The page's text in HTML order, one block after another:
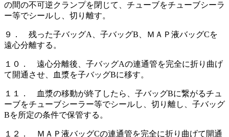
の間の不可逆クランプを閉じて、チューブをチューブシーラ
ー等でシールし、切り離す。
９． 残った子バッグA、子バッグB、ＭＡＰ液バッグCを
遠心分離する。
１０． 遠心分離後、子バッグAの連通管を完全に折り曲げ
て開通させ、血漿を子バッグBに移す。
１１． 血漿の移動が終了したら、子バッグBに繋がるチュ
ーブをチューブシーラー等でシールし、切り離し、子バッグ
Bを所定の条件で保管する。
１２． ＭＡＰ液バッグCの連通管を完全に折り曲げて開通